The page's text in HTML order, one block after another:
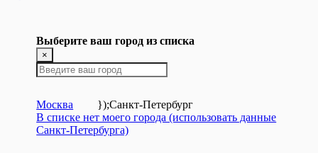
Выберите ваш город из списка
×
Москва });Санкт-Петербург
В списке нет моего города (использовать данные
Санкт-Петербурга)